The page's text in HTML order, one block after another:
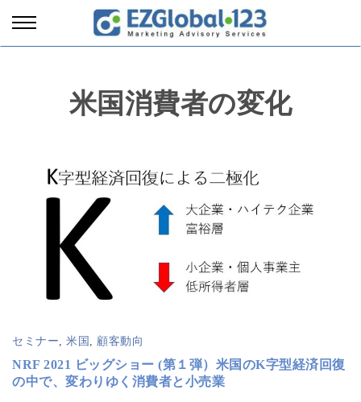
米国消費者の変化
セミナー, 米国 , 顧客動向
NRF 2021 ビッグショー (第１弾）米国のK字型経済回復
の中で、変わりゆく消費者と小売業